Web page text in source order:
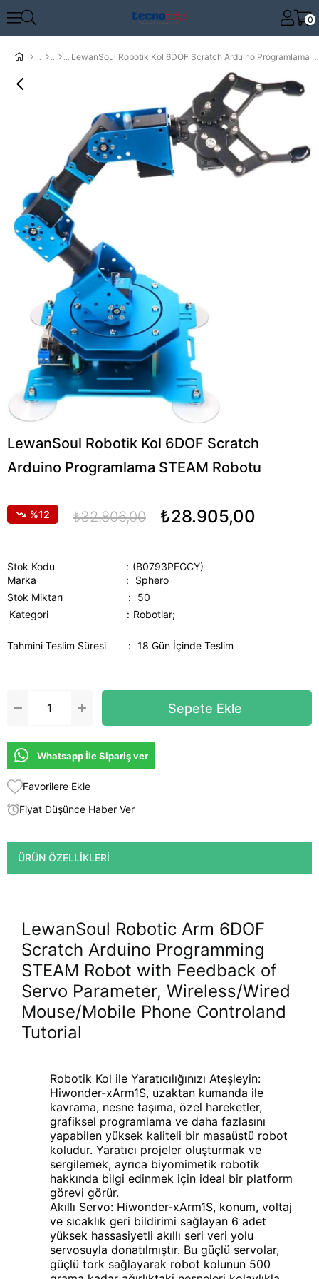
0
LewanSoul Robotik Kol 6DOF Scratch Arduino Programlama STEAM Robotu
LewanSoul Robotik Kol 6DOF Scratch
Arduino Programlama STEAM Robotu
12 ₺32.806,00 ₺28.905,00
Stok Kodu
(B0793PFGCY)
Marka
:
Sphero
Stok Miktarı
:
50
Kategori
Robotlar;
Tahmini Teslim Süresi : 18 Gün İçinde Teslim
Whatsapp İle Sipariş ver
Favorilere Ekle
Fiyat Düşünce Haber Ver
ÜRÜN ÖZELLIKLERI
LewanSoul Robotic Arm 6DOF
Scratch Arduino Programming
STEAM Robot with Feedback of
Servo Parameter, Wireless/Wired
Mouse/Mobile Phone Controland
Tutorial
Robotik Kol ile Yaratıcılığınızı Ateşleyin:
Hiwonder-xArm1S, uzaktan kumanda ile
kavrama, nesne taşıma, özel hareketler,
grafiksel programlama ve daha fazlasını
yapabilen yüksek kaliteli bir masaüstü robot
koludur. Yaratıcı projeler oluşturmak ve
sergilemek, ayrıca biyomimetik robotik
hakkında bilgi edinmek için ideal bir platform
görevi görür.
Akıllı Servo: Hiwonder-xArm1S, konum, voltaj
ve sıcaklık geri bildirimi sağlayan 6 adet
yüksek hassasiyetli akıllı seri veri yolu
servosuyla donatılmıştır. Bu güçlü servolar,
güçlü tork sağlayarak robot kolunun 500